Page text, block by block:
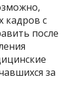
кадров с
после
за